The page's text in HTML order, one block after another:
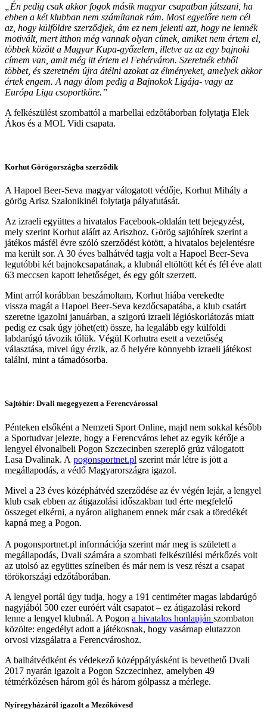
„Én pedig csak akkor fogok másik magyar csapatban játszani, ha
ebben a két klubban nem számítanak rám. Most egyelőre nem cél
az, hogy külföldre szerződjek, ám ez nem jelenti azt, hogy ne lennék
motivált, mert itthon még vannak olyan címek, amiket nem értem el,
többek között a Magyar Kupa-győzelem, illetve az az egy bajnoki
címem van, amit még itt értem el Fehérváron. Szeretnék ebből
többet, és szeretném újra átélni azokat az élményeket, amelyek akkor
értek engem. A nagy álom pedig a Bajnokok Ligája- vagy az
Európa Liga csoportköre.”
A felkészülést szombattól a marbellai edzőtáborban folytatja Elek
Ákos és a MOL Vidi csapata.
Korhut Görögországba szerződik
A Hapoel Beer-Seva magyar válogatott védője, Korhut Mihály a
görög Arisz Szalonikinél folytatja pályafutását.
Az izraeli együttes a hivatalos Facebook-oldalán tett bejegyzést,
mely szerint Korhut aláírt az Ariszhoz. Görög sajtóhírek szerint a
játékos másfél évre szóló szerződést kötött, a hivatalos bejelentésre
ma került sor. A 30 éves balhátvéd tagja volt a Hapoel Beer-Seva
legutóbbi két bajnokcsapatának, a klubnál eltöltött két és fél éve alatt
63 meccsen kapott lehetőséget, és egy gólt szerzett.
Mint arról korábban beszámoltam, Korhut hiába verekedte
vissza magát a Hapoel Beer-Seva kezdőcsapatába, a klub csatárt
szeretne igazolni januárban, a szigorú izraeli légióskorlátozás miatt
pedig ez csak úgy jöhet(ett) össze, ha legalább egy külföldi
labdarúgó távozik tőlük. Végül Korhutra esett a vezetőség
választása, mivel úgy érzik, az ő helyére könnyebb izraeli játékost
találni, mint a támadósorba.
Sajtóhír: Dvali megegyezett a Ferencvárossal
Pénteken elsőként a Nemzeti Sport Online, majd nem sokkal később
a Sportudvar jelezte, hogy a Ferencváros lehet az egyik kérője a
lengyel élvonalbeli Pogon Szczecinben szereplő grúz válogatott
Lasa Dvalinak. A pogonsportnet.pl szerint már létre is jött a
megállapodás, a védő Magyarországra igazol.
Mivel a 23 éves középhátvéd szerződése az év végén lejár, a lengyel
klub csak ebben az átigazolási időszakban tud érte megfelelő
összeget elkérni, a nyáron alighanem ennek már csak a töredékét
kapná meg a Pogon.
A pogonsportnet.pl információja szerint már meg is született a
megállapodás, Dvali számára a szombati felkészülési mérkőzés volt
az utolsó az együttes színeiben és már nem is vesz részt a csapat
törökországi edzőtáborában.
A lengyel portál úgy tudja, hogy a 191 centiméter magas labdarúgó
nagyjából 500 ezer euróért vált csapatot – ez átigazolási rekord
lenne a lengyel klubnál. A Pogon a hivatalos honlapján szombaton
közölte: engedélyt adott a játékosnak, hogy vasárnap elutazzon
orvosi vizsgálatra a Ferencvároshoz.
A balhátvédként és védekező középpályásként is bevethető Dvali
2017 nyarán igazolt a Pogon Szczecinhez, amelyben 49
tétmérkőzésen három gól és három gólpassz a mérlege.
Nyíregyházáról igazolt a Mezőkövesd